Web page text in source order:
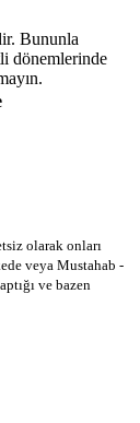
Bununla
dönemlerinde
olarak onları
veya Mustahab -
ve bazen